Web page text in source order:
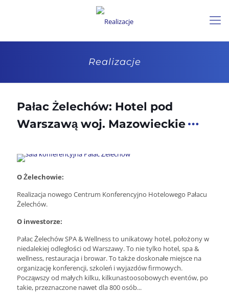
Realizacje
Pałac Żelechów: Hotel pod
Warszawą woj. Mazowieckie
O Żelechowie:
Realizacja nowego Centrum Konferencyjno Hotelowego Pałacu
Żelechów.
O inwestorze:
Pałac Żelechów SPA & Wellness to unikatowy hotel, położony w
niedalekiej odległości od Warszawy. To nie tylko hotel, spa &
wellness, restauracja i browar. To także doskonałe miejsce na
organizację konferencji, szkoleń i wyjazdów firmowych.
Począwszy od małych kilku, kilkunastoosobowych eventów, po
takie, przeznaczone nawet dla 800 osób...